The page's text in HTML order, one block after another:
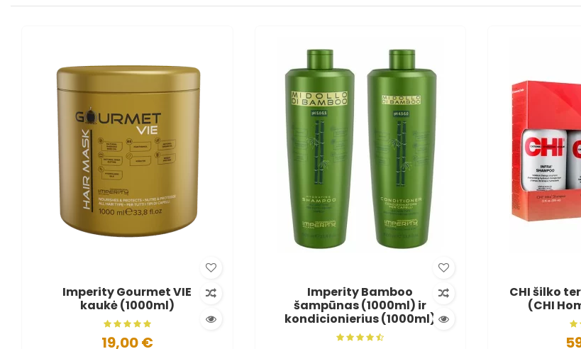
Imperity Gourmet VIE
kaukė (1000ml)
19,00 €
Imperity Bamboo
šampūnas (1000ml) ir
kondicionierius (1000ml)
CHI šilko
(CHI